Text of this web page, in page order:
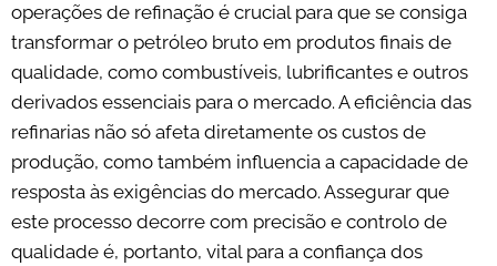
operações de refinação é crucial para que se consiga
transformar o petróleo bruto em produtos finais de
qualidade, como combustíveis, lubrificantes e outros
derivados essenciais para o mercado. A eficiência das
refinarias não só afeta diretamente os custos de
produção, como também influencia a capacidade de
resposta às exigências do mercado. Assegurar que
este processo decorre com precisão e controlo de
qualidade é, portanto, vital para a confiança dos